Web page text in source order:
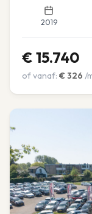
2019
€ 15.740
of vanaf: € 326 /